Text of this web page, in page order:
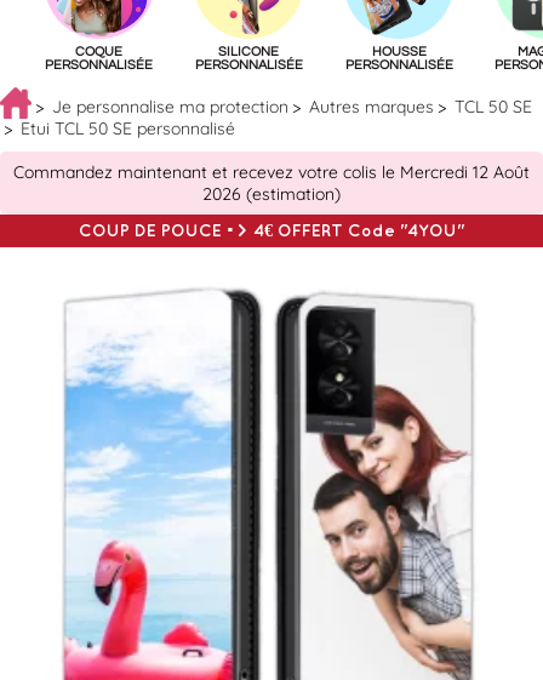
COQUE
PERSONNALISÉE
SILICONE
PERSONNALISÉE
HOUSSE
PERSONNALISÉE
Je personnalise ma protection Autres marques
TCL 50 SE
Etui TCL 50 SE personnalisé
Commandez maintenant et recevez votre colis le Mercredi 12 Août
2026 (estimation)
COUP DE POUCE => 4€ OFFERT Code "4YOU"